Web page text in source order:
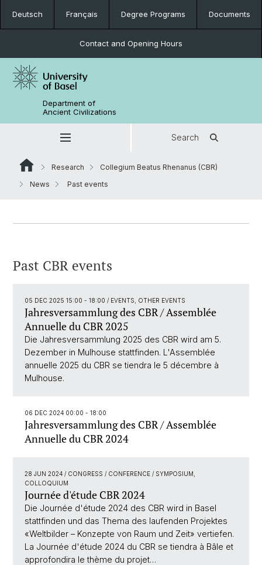
Deutsch Français Degree Programs Documents
Contact and Opening Hours
Department of
Ancient Civilizations
Search
Research
Collegium Beatus Rhenanus (CBR)
News
Past events
Past CBR events
05 DEC 2025 15:00 - 18:00 / EVENTS, OTHER EVENTS
Jahresversammlung des CBR / Assemblée
Annuelle du CBR 2025
Die Jahresversammlung 2025 des CBR wird am 5.
Dezember in Mulhouse stattfinden. L'Assemblée
annuelle 2025 du CBR se tiendra le 5 décembre à
Mulhouse.
06 DEC 2024 00:00 - 18:00
Jahresversammlung des CBR / Assemblée
Annuelle du CBR 2024
28 JUN 2024 / CONGRESS / CONFERENCE / SYMPOSIUM,
COLLOQUIUM
Journée d'étude CBR 2024
Die Journée d'étude 2024 des CBR wird in Basel
stattfinden und das Thema des laufenden Projektes
«Weltbilder – Konzepte von Raum und Zeit» vertiefen.
La Journée d'étude 2024 du CBR se tiendra à Bâle et
approfondira le thème du projet…